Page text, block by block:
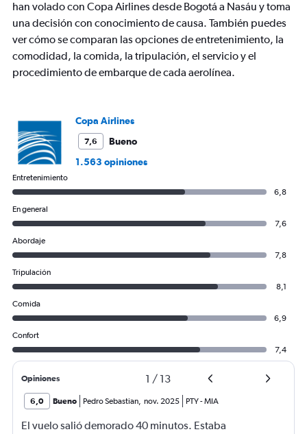
Y
axis
values.
Range:
0
han volado con Copa Airlines desde Bogotá a Nasáu y toma
una decisión con conocimiento de causa. También puedes
ver cómo se comparan las opciones de entretenimiento, la
comodidad, la comida, la tripulación, el servicio y el
procedimiento de embarque de cada aerolínea.
Copa Airlines
7,6
Bueno
1.563 opiniones
Entretenimiento
6,8
En general
7,6
Abordaje
7,8
Tripulación
8,1
Comida
6,9
Confort
7,4
Opiniones 1 / 13
6,0 Bueno Pedro Sebastian, nov. 2025 PTY-MIA
El vuelo salió demorado 40 minutos. Estaba